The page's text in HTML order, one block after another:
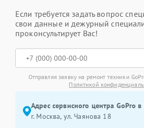
Если требуется задать вопрос
свои данные и дежурный
проконсультирует Вас!
Отправляя заявку на ремонт техники
Политикой
Адрес сервисного центра GoPro
г. Москва, ул. Чаянова 18